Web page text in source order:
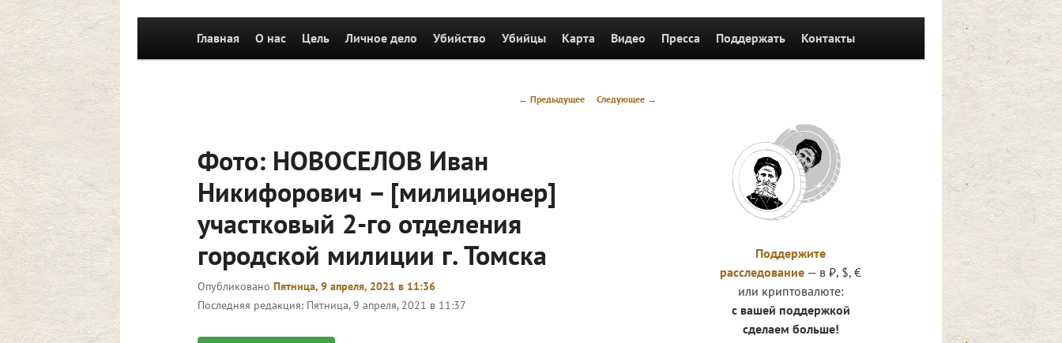
Перейти к основному содержимому
Главная О нас Цель Личное дело Убийство Убийцы Карта Видео Пресса Поддержать Контакты
Навигация
← Предыдущее Следующее →
Фото: НОВОСЕЛОВ Иван
Никифорович – [милиционер]
участковый 2-го отделения
городской милиции г. Томска
Опубликовано Пятница, 9 апреля, 2021 в 11:36
Последняя редакция: Пятница, 9 апреля, 2021 в 11:37
Поддержите
расследование — в ₽, $, €
или криптовалюте:
с вашей поддержкой
сделаем больше!